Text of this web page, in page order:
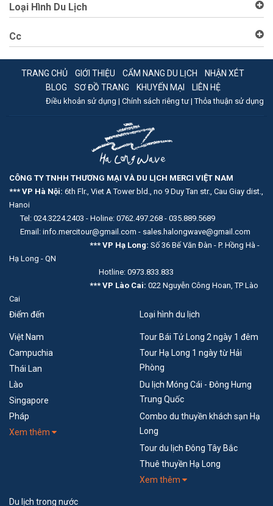
Loại Hình Du Lịch
Cc
TRANG CHỦ GIỚI THIỆU CẨM NANG DU LỊCH
NHẬN XÉT
BLOG
SƠ ĐỒ TRANG KHUYẾN MẠI LIÊN HỆ
Điều khoản sử dụng | Chính sách riêng tư |Thỏa thuận sử dụng
CÔNG TY TNHH THƯƠNG MẠI VÀ DU LỊCH MERCI VIỆT NAM
*** VP Hà Nội: 6th Flr., Viet A Tower bld., no 9 Duy Tan str., Cau Giay dist.,
Hanoi
Tel: 024.3224.2403 - Holine: 0762.497.268 - 035.889.5689
Email: info.mercitour@gmail.com - sales.halongwave@gmail.com
*** VP Hạ Long: Số 36 Bế Văn Đàn - P. Hồng Hà -
Hạ Long - QN
Hotline: 0973.833.833
*** VP Lào Cai: 022 Nguyễn Công Hoan, TP Lào
Cai
Điểm đến
Việt Nam
Campuchia
Thái Lan
Lào
Singapore
Pháp
Xem thêm
Loại hình du lịch
Tour Bái Tử Long 2 ngày 1 đêm
Tour Hạ Long 1 ngày từ Hải
Phòng
Du lịch Móng Cái - Đông Hưng
Trung Quốc
Combo du thuyền khách sạn Hạ
Long
Tour du lịch Đông Tây Bắc
Thuê thuyền Hạ Long
Xem thêm
Du lịch trong nước